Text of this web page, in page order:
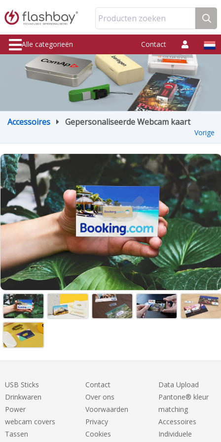
Producten zoeken
Alle categorieën Contact
Accessoires Gepersonaliseerde Webcam kaart
Vorige
USB Sticks
Drinkwaren
Power
webcam covers
Tassen
Contact
Over ons
Voorwaarden
Privacy
Cookies
Data Upload
Pantone® kleur
matching
Accessoires
Individuele